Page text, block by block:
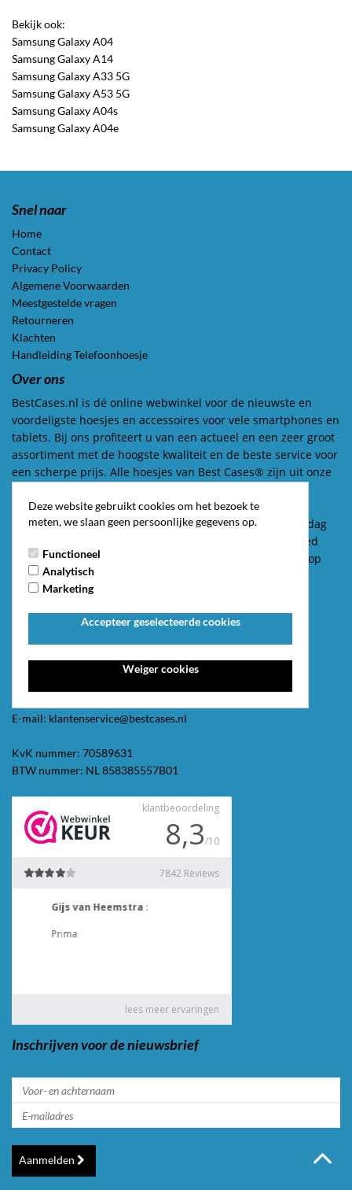
Bekijk ook:
Samsung Galaxy A04
Samsung Galaxy A14
Samsung Galaxy A33 5G
Samsung Galaxy A53 5G
Samsung Galaxy A04s
Samsung Galaxy A04e
Snel naar
Home
Contact
Privacy Policy
Algemene Voorwaarden
Meestgestelde vragen
Retourneren
Klachten
Handleiding Telefoonhoesje
Over ons
BestCases.nl is dé online webwinkel voor de nieuwste en
voordeligste hoesjes en accessoires voor vele smartphones en
tablets. Bij ons profiteert u van een actueel en een zeer groot
assortiment met de hoogste kwaliteit en de beste service voor
een scherpe prijs. Alle hoesjes van Best Cases® zijn uit onze
Bestellingen voor 17:00 worden op werkdagen dezelfde dag
verzonden. We versturen bestellingen waar mogelijk goed
verpakt per brievenbuspost, zo hoeft u niet thuis te zijn op
het moment dat uw bestelling wordt bezorgd!
Constructieweg 8A
E-mail: klantenservice@bestcases.nl
KvK nummer: 70589631
BTW nummer: NL 858385557B01
Inschrijven voor de nieuwsbrief
Aanmelden
Deze website gebruikt cookies om het bezoek te
meten, we slaan geen persoonlijke gegevens op.
Functioneel
Analytisch
Marketing
Accepteer geselecteerde cookies
Weiger cookies